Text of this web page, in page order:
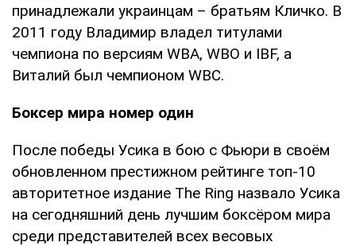
принадлежали украинцам – братьям Кличко. В
2011 году Владимир владел титулами
чемпиона по версиям WBA, WBO и IBF, а
Виталий был чемпионом WBC.
Боксер мира номер один
После победы Усика в бою с Фьюри в своём
обновленном престижном рейтинге топ-10
авторитетное издание The Ring назвало Усика
на сегодняшний день лучшим боксёром мира
среди представителей всех весовых